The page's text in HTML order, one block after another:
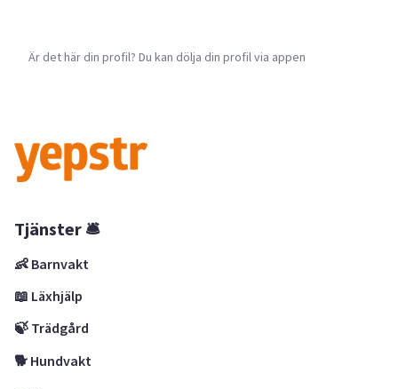
Är det här din profil? Du kan dölja din profil via appen
Tjänster 🛎
👶 Barnvakt
📖 Läxhjälp
🍃 Trädgård
🐕 Hundvakt